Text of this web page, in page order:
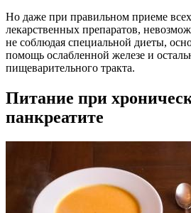
Но даже при правильном приеме
лекарственных препаратов,
не соблюдая специальной диеты,
помощь ослабленной железе и
пищеварительного тракта.
Питание при
панкреатите